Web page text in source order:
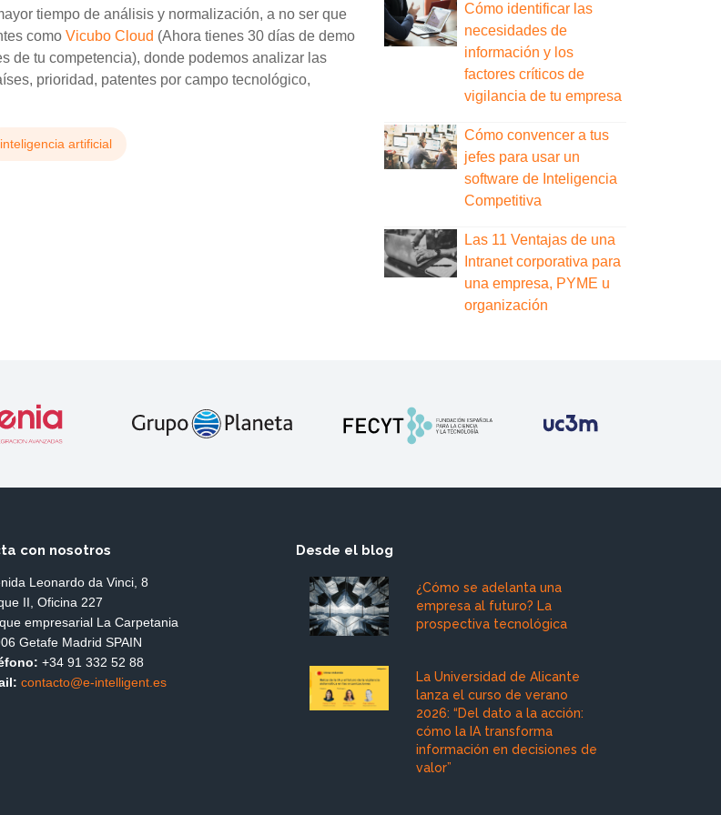
tiempo de análisis y normalización, a no ser que
como Vicubo Cloud (Ahora tienes 30 días de demo
de tu competencia), donde podemos analizar las
prioridad, patentes por campo tecnológico,
inteligencia artificial
Cómo identificar las
necesidades de
información y los
factores críticos de
vigilancia de tu empresa
Cómo convencer a tus
jefes para usar un
software de Inteligencia
Competitiva
Las 11 Ventajas de una
Intranet corporativa para
una empresa, PYME u
organización
con nosotros
Leonardo da Vinci, 8
II, Oficina 227
empresarial La Carpetania
Getafe Madrid SPAIN
+34 91 332 52 88
contacto@e-intelligent.es
Desde el blog
¿Cómo se adelanta una
empresa al futuro? La
prospectiva tecnológica
La Universidad de Alicante
lanza el curso de verano
2026: “Del dato a la acción:
cómo la IA transforma
información en decisiones de
valor”